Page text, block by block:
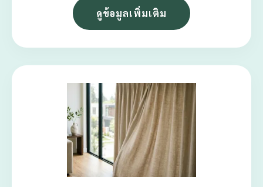
ดูข้อมูลเพิ่มเติม